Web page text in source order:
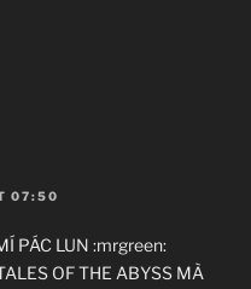
07:50
PÁC LUN :mrgreen:
OF THE ABYSS MÀ